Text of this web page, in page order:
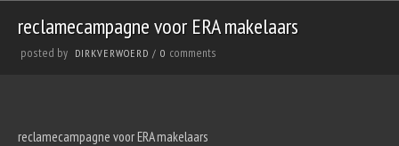
reclamecampagne voor ERA makelaars
posted by DIRKVERWOERD / 0 comments
reclamecampagne voor ERA makelaars